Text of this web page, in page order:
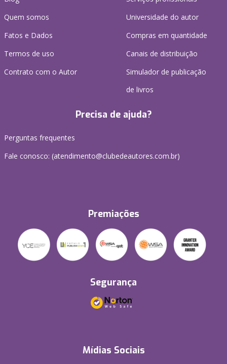
Quem somos
Fatos e Dados
Termos de uso
Contrato com o Autor
Universidade do autor
Compras em quantidade
Canais de distribuição
Simulador de publicação
de livros
Precisa de ajuda?
Perguntas frequentes
Fale conosco: (atendimento@clubedeautores.com.br)
Premiações
Segurança
Mídias Sociais